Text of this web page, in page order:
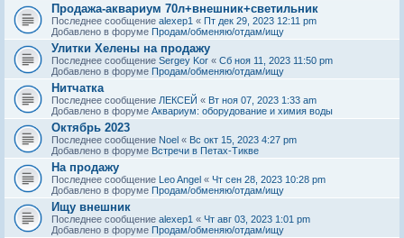
Продажа-аквариум 70л+внешник+светильник
Последнее сообщение alexep1 « Пт дек 29, 2023 12:11 pm
Добавлено в форуме Продам/обменяю/отдам/ищу
Улитки Хелены на продажу
Последнее сообщение Sergey Kor « Сб ноя 11, 2023 11:50 pm
Добавлено в форуме Продам/обменяю/отдам/ищу
Нитчатка
Последнее сообщение ЛЕКСЕЙ « Вт ноя 07, 2023 1:33 am
Добавлено в форуме Аквариум: оборудование и химия воды
Октябрь 2023
Последнее сообщение Noel « Вс окт 15, 2023 4:27 pm
Добавлено в форуме Встречи в Петах-Тикве
На продажу
Последнее сообщение Leo Angel « Чт сен 28, 2023 10:28 pm
Добавлено в форуме Продам/обменяю/отдам/ищу
Ищу внешник
Последнее сообщение alexep1 « Чт авг 03, 2023 1:01 pm
Добавлено в форуме Продам/обменяю/отдам/ищу